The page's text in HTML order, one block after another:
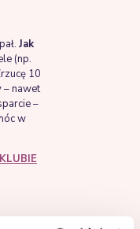
Jak
(np.
10
– nawet
–
w